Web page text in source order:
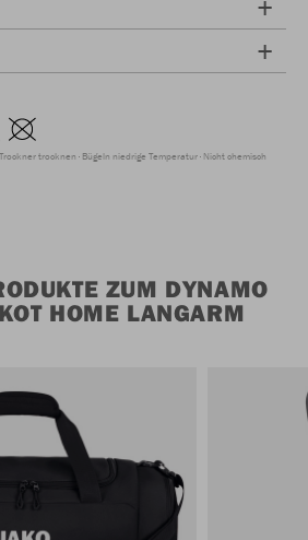
trocknen Bügeln niedrige Temperatur Nicht chemisch
ZUM DYNAMO
HOME LANGARM